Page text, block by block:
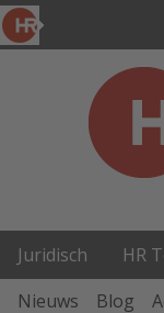
Juridisch HR
Nieuws
Blog